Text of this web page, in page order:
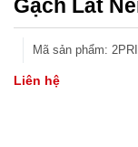
Gạch Lát
Mã sản phẩm:
Liên hệ